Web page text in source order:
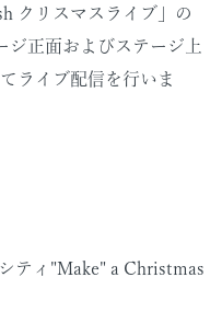
クリスマスライブ」の
ジ正面およびステージ上
ライブ配信を行いま
ティ"Make" a Christmas